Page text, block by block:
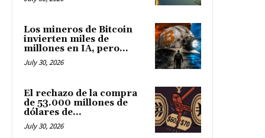
Los mineros de Bitcoin
invierten miles de
millones en IA, pero...
July 30, 2026
El rechazo de la compra
de 53.000 millones de
dólares de...
July 30, 2026